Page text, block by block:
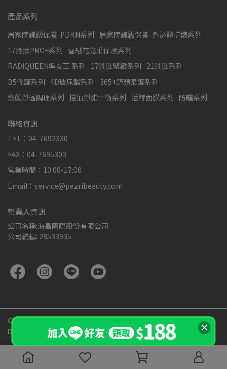
產品系列
居家院線級保養-PDRN系列 居家院線級保養-外泌體抗皺系列
17胜肽PRO+系列 雪絨花亮采保濕系列
RADIQUEEN準女王 系列 17胜肽緊緻系列 21胜肽系列
B5修護系列 4D玻尿酸系列 365+舒顏柔護系列
煥顏淨透調理系列 控油淨脂平衡系列 活酵面膜系列 防曬系列
聯絡資訊
TEL：04-7692330
FAX：04-7695303
営業時間：10:00-17:00
Email：service@pezribeauty.com
營業人資訊
公司名稱:海昌國際股份有限公司
公司統編: 28533935
Copyright ©PEZRI派翠胜肽專家官方網站All Rights Reserved.
Designed byCYBERBIZ.